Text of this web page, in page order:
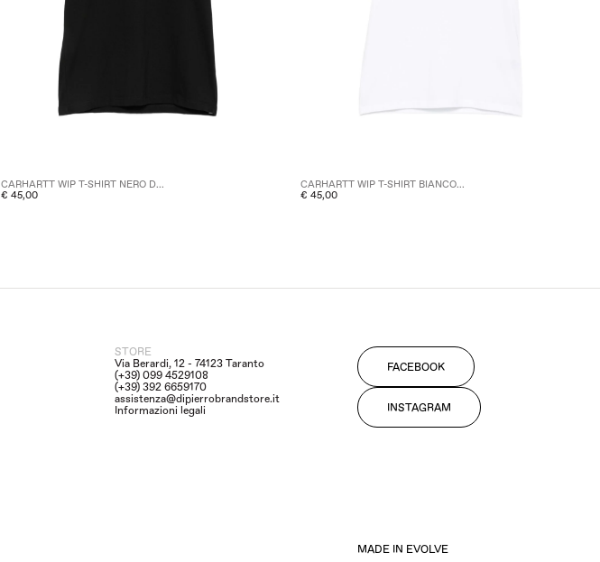
CARHARTT WIP T-SHIRT NERO D...
€ 45,00
CARHARTT WIP T-SHIRT BIANCO...
€ 45,00
STORE
Via Berardi, 12 - 74123 Taranto
(+39) 099 4529108
(+39) 392 6659170
assistenza@dipierrobrandstore.it
Informazioni legali
FACEBOOK
INSTAGRAM
MADE IN EVOLVE